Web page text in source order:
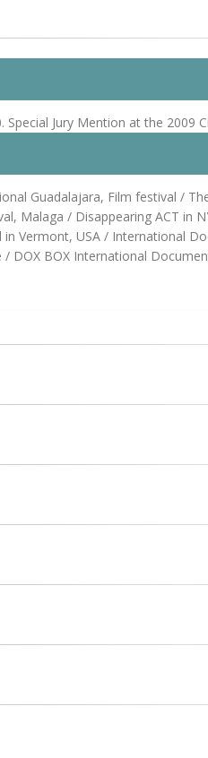
Jury Mention at the
Guadalajara, Film festival /
/ Disappearing ACT in
Vermont, USA / International
BOX International